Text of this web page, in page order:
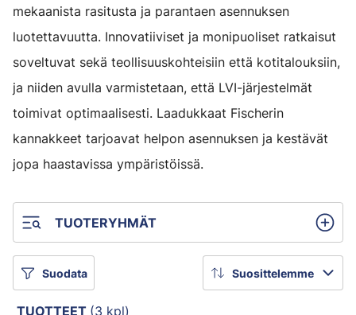
mekaanista rasitusta ja parantaen asennuksen
luotettavuutta. Innovatiiviset ja monipuoliset ratkaisut
soveltuvat sekä teollisuuskohteisiin että kotitalouksiin,
ja niiden avulla varmistetaan, että LVI-järjestelmät
toimivat optimaalisesti. Laadukkaat Fischerin
kannakkeet tarjoavat helpon asennuksen ja kestävät
jopa haastavissa ympäristöissä.
TUOTERYHMÄT
Suodata Suosittelemme
TUOTTEET (3 kpl)